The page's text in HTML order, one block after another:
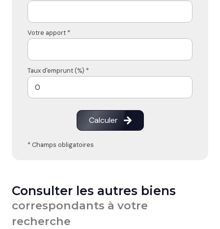
Votre apport *
Taux d'emprunt (%) *
Calculer
* Champs obligatoires
Consulter les autres biens
correspondants à votre
recherche